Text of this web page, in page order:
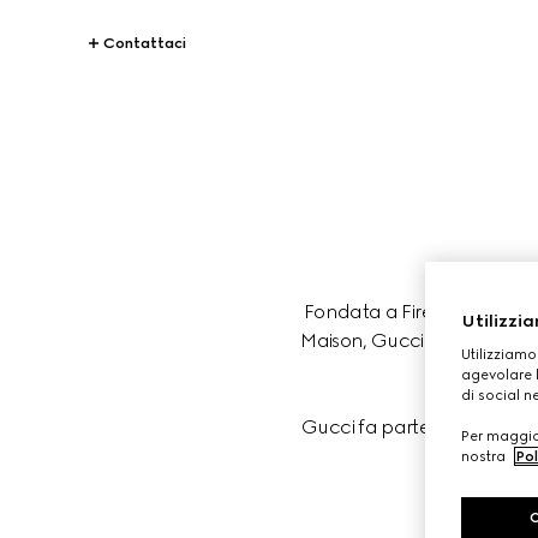
Contattaci
Fondata a Firenze nel
Maison, Gucci è
Gucci fa parte del Gruppo
agevolare
di social
Per
nostra